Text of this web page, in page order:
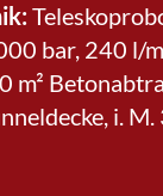
bar, 240 l/
m²
i. M.